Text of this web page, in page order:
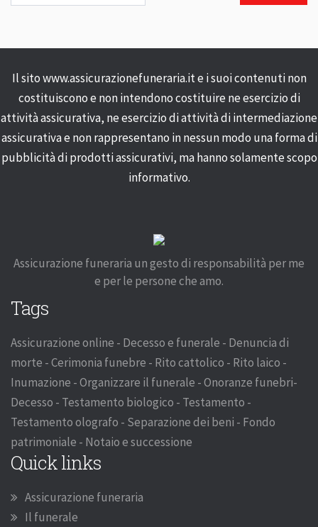
Il sito www.assicurazionefuneraria.it e i suoi contenuti non
costituiscono e non intendono costituire ne esercizio di
attività assicurativa, ne esercizio di attività di intermediazione
assicurativa e non rappresentano in nessun modo una forma di
pubblicità di prodotti assicurativi, ma hanno solamente scopo
informativo.
Assicurazione funeraria un gesto di responsabilità per me
e per le persone che amo.
Tags
Assicurazione online - Decesso e funerale - Denuncia di
morte - Cerimonia funebre - Rito cattolico - Rito laico -
Inumazione - Organizzare il funerale - Onoranze funebri-
Decesso - Testamento biologico - Testamento -
Testamento olografo - Separazione dei beni - Fondo
patrimoniale - Notaio e successione
Quick links
Assicurazione funeraria
Il funerale